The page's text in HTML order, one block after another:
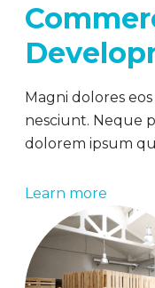
Magni dolores
nesciunt. Neque
dolorem ipsum
Learn more